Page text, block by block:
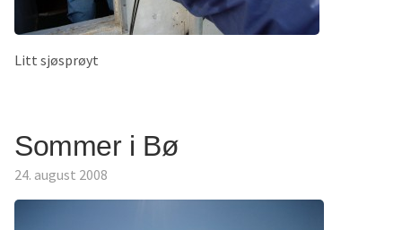
Litt sjøsprøyt
Sommer i Bø
24. august 2008